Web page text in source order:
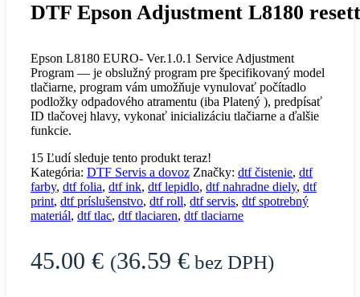
DTF Epson Adjustment L8180
Epson L8180 EURO- Ver.1.0.1 Service Adjustment
Program — je obslužný program pre špecifikovaný model
tlačiarne, program vám umožňuje vynulovať počítadlo
podložky odpadového atramentu (iba Platený ), predpísať
ID tlačovej hlavy, vykonať inicializáciu tlačiarne a ďalšie
funkcie.
15 Ľudí sleduje tento produkt teraz!
Kategória: DTF Servis a dovoz Značky: dtf čistenie, dtf
farby, dtf folia, dtf ink, dtf lepidlo, dtf nahradne diely, dtf
print, dtf príslušenstvo, dtf roll, dtf servis, dtf spotrebný
materiál, dtf tlac, dtf tlaciaren, dtf tlaciarne
45.00 € (36.59 € bez DPH)